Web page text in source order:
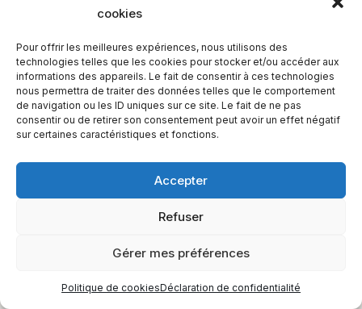
cookies
Pour offrir les meilleures expériences, nous utilisons des
technologies telles que les cookies pour stocker et/ou accéder aux
informations des appareils. Le fait de consentir à ces technologies
nous permettra de traiter des données telles que le comportement
de navigation ou les ID uniques sur ce site. Le fait de ne pas
consentir ou de retirer son consentement peut avoir un effet négatif
sur certaines caractéristiques et fonctions.
Accepter
Refuser
Gérer mes préférences
Politique de cookiesDéclaration de confidentialité
H1Y 2J9 Canada